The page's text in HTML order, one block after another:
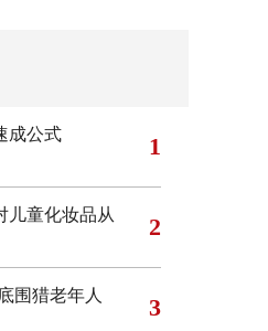
成公式 1
儿童化妆品从
2
围猎老年人
3